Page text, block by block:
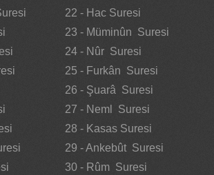
22 - Hac Suresi
23 - Müminûn Suresi
24 - Nûr Suresi
25 - Furkân Suresi
26 - Şuarâ Suresi
27 - Neml Suresi
28 - Kasas Suresi
29 - Ankebût Suresi
30 - Rûm Suresi